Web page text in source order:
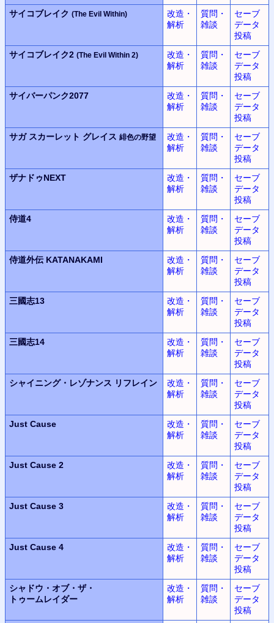
サイコブレイク (The Evil Within)
改造・
解析
質問・
雑談
セーブ
データ
投稿
サイコブレイク2 (The Evil Within 2)
改造・
解析
質問・
雑談
セーブ
データ
投稿
サイバーパンク2077
改造・
解析
質問・
雑談
セーブ
データ
投稿
サガ スカーレット グレイス 緋色の野望
改造・
解析
質問・
雑談
セーブ
データ
投稿
ザナドゥNEXT
改造・
解析
質問・
雑談
セーブ
データ
投稿
侍道4
改造・
解析
質問・
雑談
セーブ
データ
投稿
侍道外伝 KATANAKAMI
改造・
解析
質問・
雑談
セーブ
データ
投稿
三國志13
改造・
解析
質問・
雑談
セーブ
データ
投稿
三國志14
改造・
解析
質問・
雑談
セーブ
データ
投稿
シャイニング・レゾナンス リフレイン
改造・
解析
質問・
雑談
セーブ
データ
投稿
Just Cause
改造・
解析
質問・
雑談
セーブ
データ
投稿
Just Cause 2
改造・
解析
質問・
雑談
セーブ
データ
投稿
Just Cause 3
改造・
解析
質問・
雑談
セーブ
データ
投稿
Just Cause 4
改造・
解析
質問・
雑談
セーブ
データ
投稿
シャドウ・オブ・ザ・
トゥームレイダー
改造・
解析
質問・
雑談
セーブ
データ
投稿